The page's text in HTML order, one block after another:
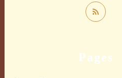
Pages